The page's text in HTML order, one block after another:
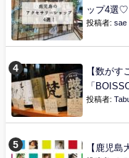
ップ4選♡
投稿者: sae
【数が
「
投稿者:
【鹿児島